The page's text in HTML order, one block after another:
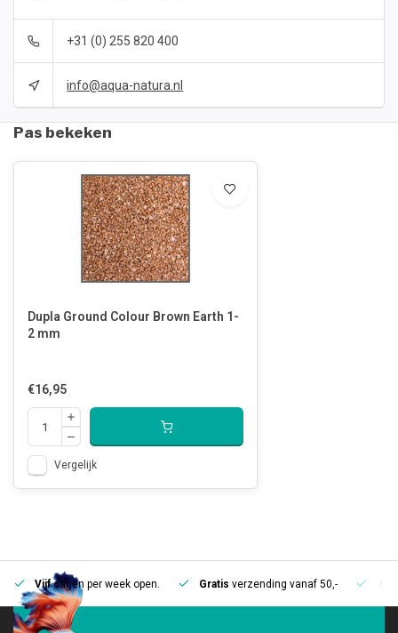
+31 (0) 255 820 400
info@aqua-natura.nl
Pas bekeken
Dupla Ground Colour Brown Earth 1-
2 mm
€16,95
Vergelijk
Vijfdagen per week open. Gratis verzending vanaf 50,-